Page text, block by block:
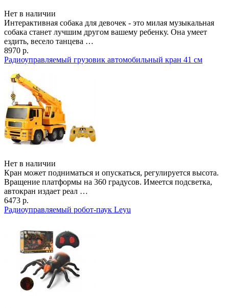
Нет в наличии
Интерактивная собака для девочек - это милая музыкальная
собака станет лучшим другом вашему ребенку. Она умеет
ездить, весело танцева …
8970 р.
Радиоуправляемый грузовик автомобильный кран 41 см
Нет в наличии
Кран может подниматься и опускаться, регулируется высота.
Вращение платформы на 360 градусов. Имеется подсветка,
автокран издает реал …
6473 р.
Радиоуправляемый робот-паук Leyu